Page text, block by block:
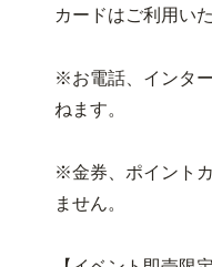
カードはご利用い
※お電話、インタ
ねます。
※金券、ポイント
ません。